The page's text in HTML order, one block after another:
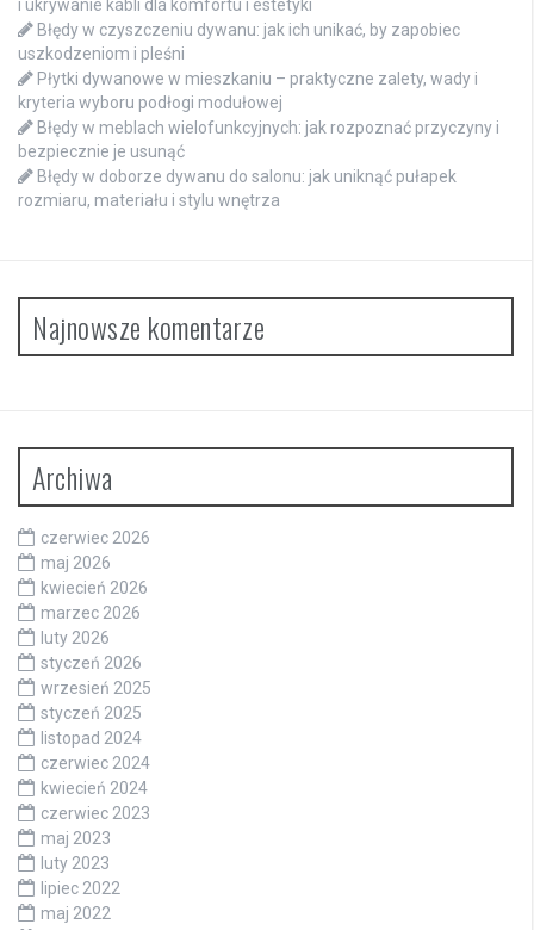
i ukrywanie kabli dla komfortu i estetyki
Błędy w czyszczeniu dywanu: jak ich unikać, by zapobiec
uszkodzeniom i pleśni
Płytki dywanowe w mieszkaniu – praktyczne zalety, wady i
kryteria wyboru podłogi modułowej
Błędy w meblach wielofunkcyjnych: jak rozpoznać przyczyny i
bezpiecznie je usunąć
Błędy w doborze dywanu do salonu: jak uniknąć pułapek
rozmiaru, materiału i stylu wnętrza
Najnowsze komentarze
Archiwa
czerwiec 2026
maj 2026
kwiecień 2026
marzec 2026
luty 2026
styczeń 2026
wrzesień 2025
styczeń 2025
listopad 2024
czerwiec 2024
kwiecień 2024
czerwiec 2023
maj 2023
luty 2023
lipiec 2022
maj 2022